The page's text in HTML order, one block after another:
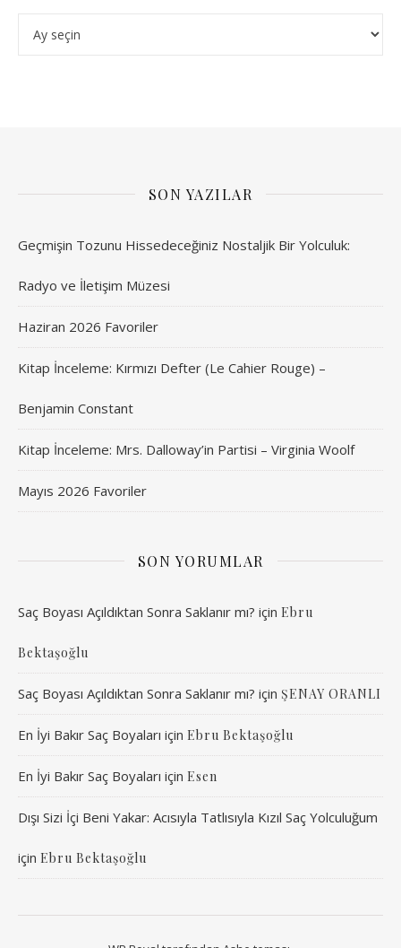
SON YAZILAR
Geçmişin Tozunu Hissedeceğiniz Nostaljik Bir Yolculuk:
Radyo ve İletişim Müzesi
Haziran 2026 Favoriler
Kitap İnceleme: Kırmızı Defter (Le Cahier Rouge) –
Benjamin Constant
Kitap İnceleme: Mrs. Dalloway’in Partisi – Virginia Woolf
Mayıs 2026 Favoriler
SON YORUMLAR
Saç Boyası Açıldıktan Sonra Saklanır mı? için Ebru
Bektaşoğlu
Saç Boyası Açıldıktan Sonra Saklanır mı? için ŞENAY ORANLI
En İyi Bakır Saç Boyaları için Ebru Bektaşoğlu
En İyi Bakır Saç Boyaları için Esen
Dışı Sizi İçi Beni Yakar: Acısıyla Tatlısıyla Kızıl Saç Yolculuğum
için Ebru Bektaşoğlu